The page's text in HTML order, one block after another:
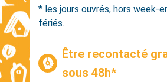
* les jours ouvrés, hors week-
fériés.
Être recontacté
sous 48h*